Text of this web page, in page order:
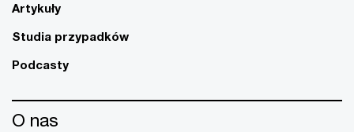
Artykuły
Studia przypadków
Podcasty
O nas